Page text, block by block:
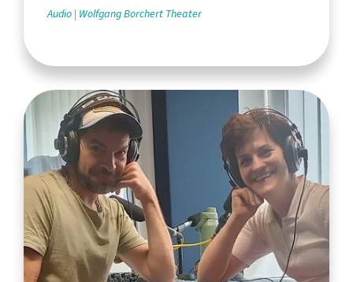
Audio Wolfgang Borchert Theater